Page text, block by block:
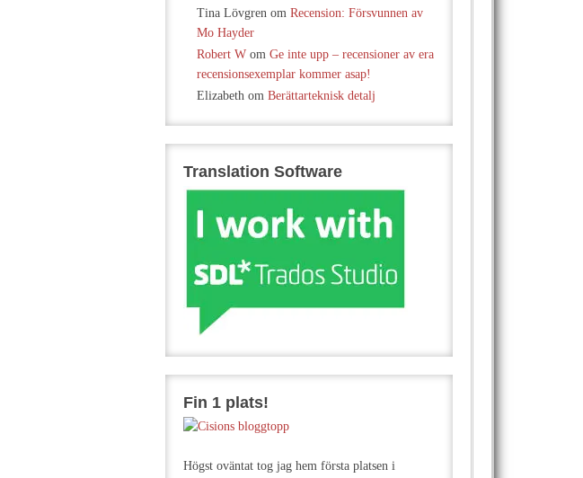
Tina Lövgren om Recension: Försvunnen av
Mo Hayder
Robert W om Ge inte upp – recensioner av era
recensionsexemplar kommer asap!
Elizabeth om Berättarteknisk detalj
Translation Software
Fin 1 plats!
Högst oväntat tog jag hem första platsen i